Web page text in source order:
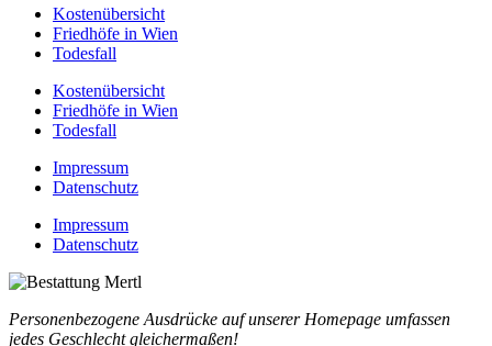
Kostenübersicht
Friedhöfe in Wien
Todesfall
Kostenübersicht
Friedhöfe in Wien
Todesfall
Impressum
Datenschutz
Impressum
Datenschutz
Personenbezogene Ausdrücke auf unserer Homepage umfassen
jedes Geschlecht gleichermaßen!